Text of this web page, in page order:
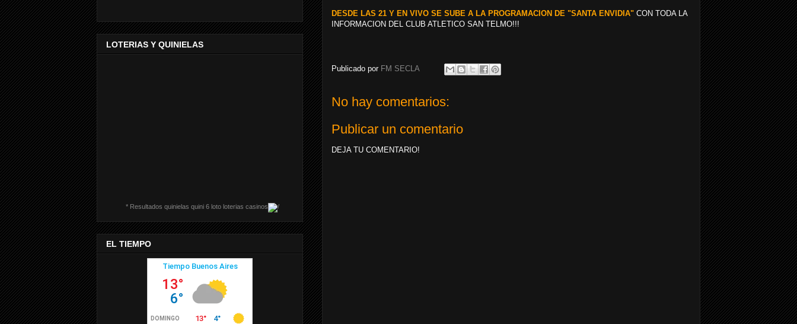
DESDE LAS 21 Y EN VIVO SE SUBE A LA PROGRAMACION DE "SANTA ENVIDIA" CON TODA LA
INFORMACION DEL CLUB ATLETICO SAN TELMO!!!
Publicado por FM SECLA
No hay comentarios:
Publicar un comentario
DEJA TU COMENTARIO!
LOTERIAS Y QUINIELAS
* Resultados quinielas quini 6 loto loterias casinos
EL TIEMPO